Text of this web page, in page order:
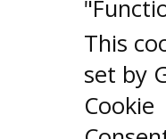
This
set by
Cookie